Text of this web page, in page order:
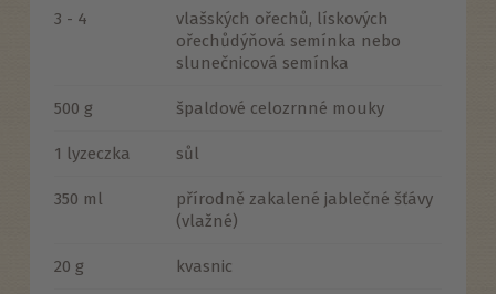
3 - 4
vlašských ořechů, lískových
ořechůdýňová semínka nebo
slunečnicová semínka
500 g špaldové celozrnné mouky
1 lyzeczka sůl
350 ml
přírodně zakalené jablečné šťávy
(vlažné)
20 g kvasnic